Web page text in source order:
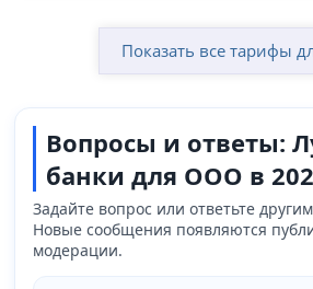
Показать все тарифы
Вопросы и ответы:
банки для ООО в
Задайте вопрос или ответьте
Новые сообщения появляются
модерации.